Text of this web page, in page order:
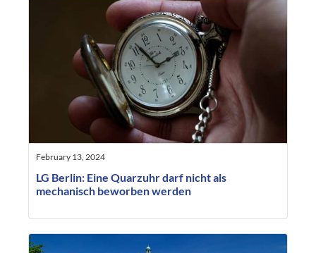
February 13, 2024
LG Berlin: Eine Quarzuhr darf nicht als
mechanisch beworben werden